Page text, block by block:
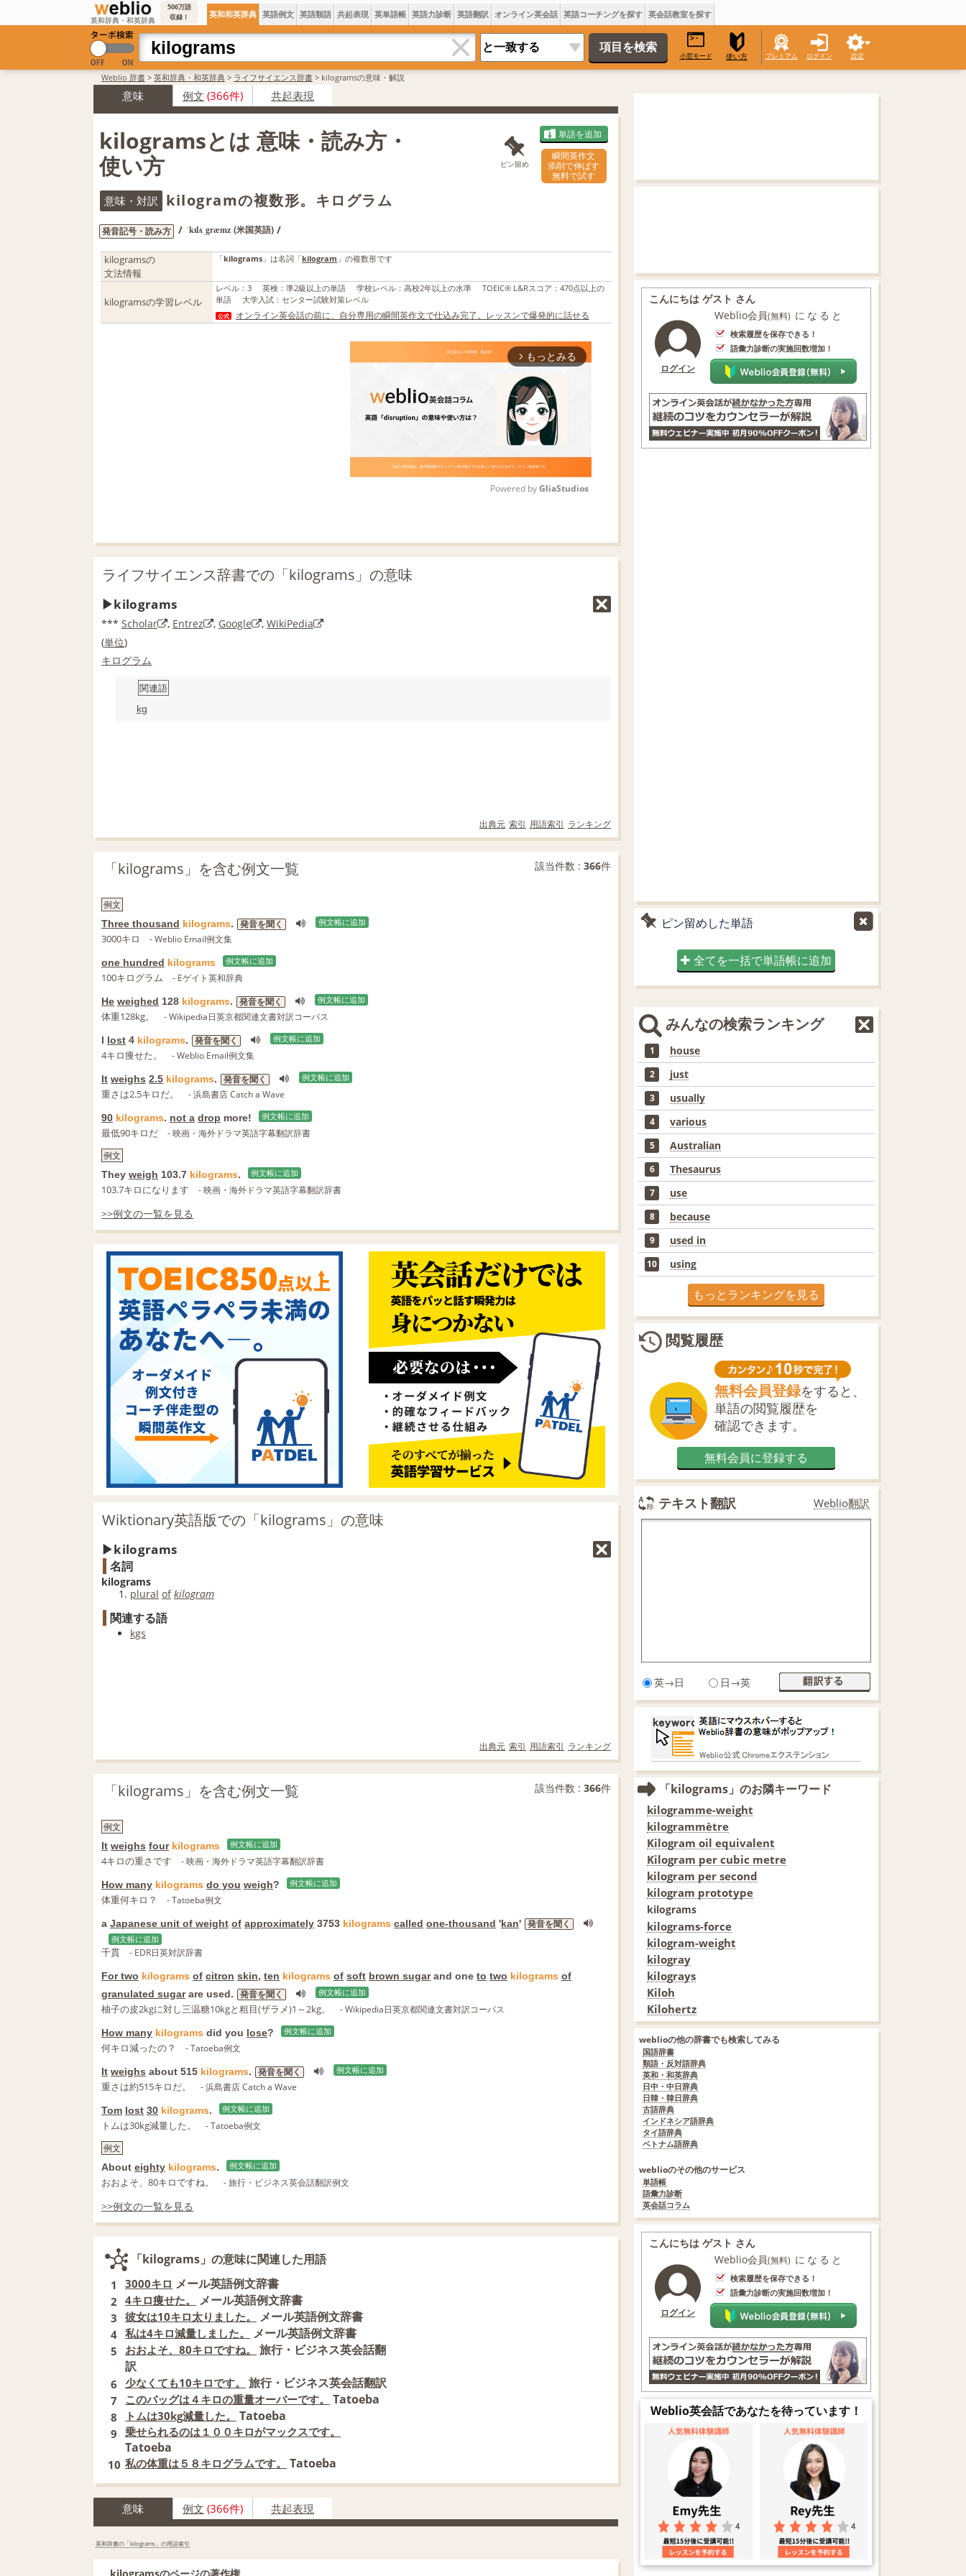
英和辞典・和英辞典
506万語
収録！
英和和英辞典 英語例文 英語類語 共起表現 英単語帳 英語力診断 英語翻訳 オンライン英会話 英語コーチングを探す 英会話教室を探す
小窓モード 使い方 プレミアム ログイン 設定
Weblio 辞書 > 英和辞典・和英辞典 > ライフサイエンス辞書 > kilogramsの意味・解説
意味 例文 (366件) 共起表現
kilogramsとは 意味・読み方・
使い方
ピン留め
単語を追加
瞬間英作文
添削で伸ばす
無料で試す
意味・対訳 kilogramの複数形。キログラム
発音記号・読み方 / ˈkɪlʌˌgræmz (米国英語) /
kilogramsの
文法情報
「kilograms 」は名詞「kilogram 」の複数形です
kilogramsの学習レベル
レベル ： 3 英検 ： 準2級以上の単語 学校レベル ： 高校2年以上の水準 TOEIC® L&Rスコア ： 470点以上の
単語
大学入試 ： センター試験対策レベル
公式 オンライン英会話の前に、自分専用の瞬間英作文で仕込み完了。レッスンで爆発的に話せる
arrow_forward_ios もっとみる
Powered by GliaStudios
ライフサイエンス辞書での「kilograms」の意味
kilograms
*** Scholar , Entrez , Google , WikiPedia
(単位)
キログラム
関連語
kg
出典元 索引 用語索引 ランキング
「kilograms」を含む例文一覧 該当件数 : 366件
例文
Three thousand kilograms. 発音を聞く 例文帳に追加
3000キロ - Weblio Email例文集
one hundred kilograms 例文帳に追加
100キログラム - Eゲイト英和辞典
He weighed 128 kilograms. 発音を聞く 例文帳に追加
体重128kg。 - Wikipedia日英京都関連文書対訳コーパス
I lost 4 kilograms. 発音を聞く 例文帳に追加
4キロ痩せた。 - Weblio Email例文集
It weighs 2.5 kilograms. 発音を聞く 例文帳に追加
重さは2.5キロだ。 - 浜島書店 Catch a Wave
90 kilograms. not a drop more! 例文帳に追加
最低90キロだ
- 映画・海外ドラマ英語字幕翻訳辞書
例文
They weigh 103.7 kilograms. 例文帳に追加
103.7キロになります - 映画・海外ドラマ英語字幕翻訳辞書
>>例文の一覧を見る
Wiktionary英語版での「kilograms」の意味
kilograms
名詞
kilograms
plural of kilogram
関連する語
kgs
出典元 索引 用語索引 ランキング
「kilograms」を含む例文一覧 該当件数 : 366件
例文
It weighs four kilograms 例文帳に追加
4キロの重さです - 映画・海外ドラマ英語字幕翻訳辞書
How many kilograms do you weigh? 例文帳に追加
体重何キロ？ - Tatoeba例文
a Japanese unit of weight of approximately 3753 kilograms called one-thousand 'kan' 発音を聞く
例文帳に追加
千貫 - EDR日英対訳辞書
For two kilograms of citron skin, ten kilograms of soft brown sugarand one to two kilograms of
granulated sugarare used. 発音を聞く 例文帳に追加
柚子の皮2kgに対し三温糖10kgと粗目(ザラメ)1～2kg。 - Wikipedia日英京都関連文書対訳コーパス
How many kilograms did you lose? 例文帳に追加
何キロ減ったの？ - Tatoeba例文
It weighs about 515 kilograms. 発音を聞く 例文帳に追加
重さは約515キロだ。 - 浜島書店 Catch a Wave
Tom lost 30 kilograms. 例文帳に追加
トムは30kg減量した。
- Tatoeba例文
例文
About eighty kilograms. 例文帳に追加
おおよそ、80キロですね。 - 旅行・ビジネス英会話翻訳例文
>>例文の一覧を見る
「kilograms」の意味に関連した用語
1 3000キロ メール英語例文辞書
2 4キロ痩せた。 メール英語例文辞書
3 彼女は10キロ太りました。 メール英語例文辞書
4 私は4キロ減量しました。 メール英語例文辞書
5 おおよそ、80キロですね。
旅行・ビジネス英会話翻
訳
6 少なくても10キロです。 旅行・ビジネス英会話翻訳
7 このバッグは４キロの重量オーバーです。 Tatoeba
8 トムは30kg減量した。 Tatoeba
9 乗せられるのは１００キロがマックスです。
Tatoeba
10 私の体重は５８キログラムです。 Tatoeba
意味 例文 (366件) 共起表現
英和辞書の「kilograms」の用語索引
kilogramsのページの著作権
こんにちは ゲスト さん
ログイン
Weblio会員(無料) になると
検索履歴を保存できる！
語彙力診断の実施回数増加！
ピン留めした単語
全てを一括で単語帳に追加
みんなの検索ランキング
1 house
2 just
3 usually
4 various
5 Australian
6 Thesaurus
7 use
8 because
9 used in
10 using
もっとランキングを見る
閲覧履歴
無料会員登録をすると、
単語の閲覧履歴を
確認できます。
無料会員に登録する
テキスト翻訳 Weblio翻訳
英→日 日→英
「kilograms」のお隣キーワード
kilogramme-weight
kilogrammètre
Kilogram oil equivalent
Kilogram per cubic metre
kilogram per second
kilogram prototype
kilograms
kilograms-force
kilogram-weight
kilogray
kilograys
Kiloh
Kilohertz
weblioの他の辞書でも検索してみる
国語辞書
類語・反対語辞典
英和・和英辞典
日中・中日辞典
日韓・韓日辞典
古語辞典
インドネシア語辞典
タイ語辞典
ベトナム語辞典
weblioのその他のサービス
単語帳
語彙力診断
英会話コラム
こんにちは ゲスト さん
ログイン
Weblio会員(無料) になると
検索履歴を保存できる！
語彙力診断の実施回数増加！
Weblio英会話であなたを待っています！